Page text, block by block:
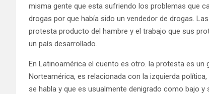
misma gente que esta sufriendo los problemas que
drogas por que había sido un vendedor de drogas.
protesta producto del hambre y el trabajo que sus
un país desarrollado.
En Latinoamérica el cuento es otro. la protesta es
Norteamérica, es relacionada con la izquierda
se habla y que es usualmente denigrado como bajo y